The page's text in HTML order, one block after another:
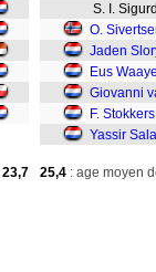
S. I.
O.
Jaden
Eus
Giovanni
F. Stokkers
Yassir
23,7 25,4 : age moyen